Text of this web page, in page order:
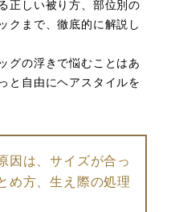
正しい被り方、部位別の
クまで、徹底的に解説し
グの浮きで悩むことはあ
と自由にヘアスタイルを
因は、サイズが合っ
め方、生え際の処理